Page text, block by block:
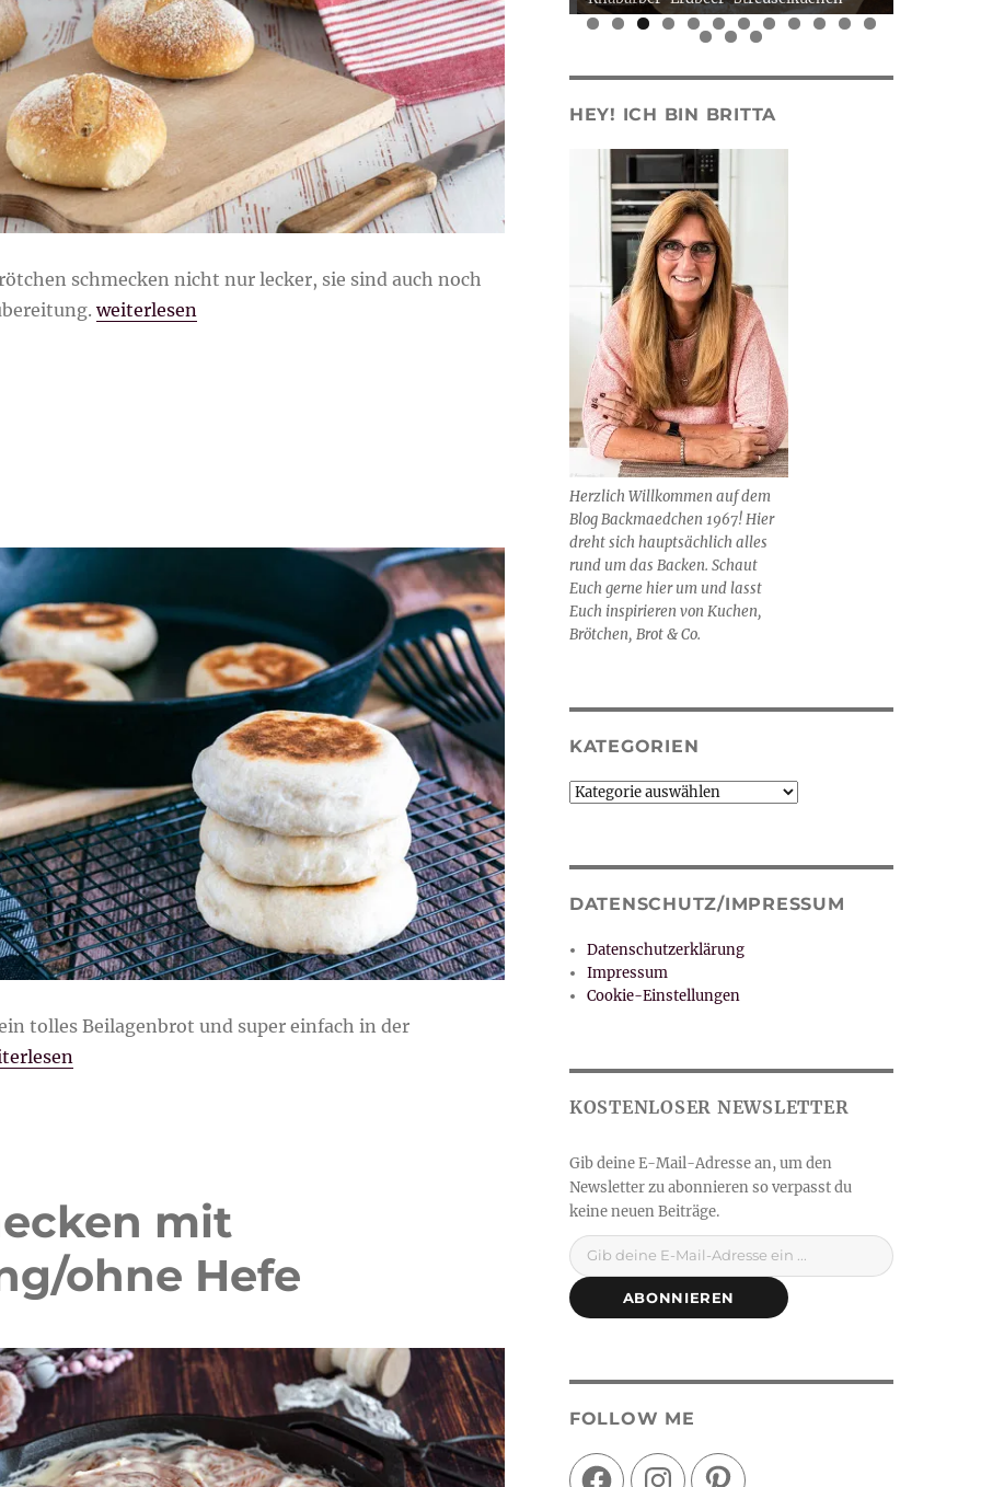
schmecken nicht nur lecker, sie sind auch noch
„Kartoffelbrötchen“
weiterlesen
tolles Beilagenbrot und super einfach in der
mit
ohne Hefe
0
1 2
3 4 5
HEY! ICH BIN BRITTA
Herzlich Willkommen auf dem
Blog Backmaedchen 1967! Hier
dreht sich hauptsächlich alles
rund um das Backen. Schaut
Euch gerne hier um und lasst
Euch inspirieren von Kuchen,
Brötchen, Brot & Co.
KATEGORIEN
Kategorien
DATENSCHUTZ/IMPRESSUM
Datenschutzerklärung
Impressum
Cookie-Einstellungen
Gib deine E-Mail-Adresse ein ...
ABONNIEREN
FOLLOW ME
FacebookInstagramPinterest